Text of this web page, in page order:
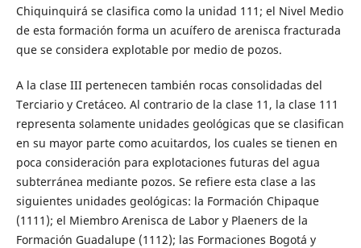
Chiquinquirá se clasifica como la unidad 111; el Nivel Medio
de esta formación forma un acuífero de arenisca fracturada
que se considera explotable por medio de pozos.
A la clase III pertenecen también rocas consolidadas del
Terciario y Cretáceo. Al contrario de la clase 11, la clase 111
representa solamente unidades geológicas que se clasifican
en su mayor parte como acuitardos, los cuales se tienen en
poca consideración para explotaciones futuras del agua
subterránea mediante pozos. Se refiere esta clase a las
siguientes unidades geológicas: la Formación Chipaque
(1111); el Miembro Arenisca de Labor y Plaeners de la
Formación Guadalupe (1112); las Formaciones Bogotá y